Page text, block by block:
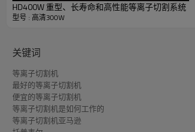
HD400W 重型、长寿命和高性能等离子切割系统
型号 : 高清300W
关键词
等离子切割机
最好的等离子切割机
便宜的等离子切割机
等离子切割机是如何工作的
等离子切割机亚马逊